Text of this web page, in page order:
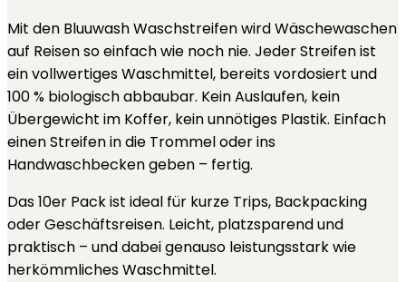
Mit den Bluuwash Waschstreifen wird Wäschewaschen
auf Reisen so einfach wie noch nie. Jeder Streifen ist
ein vollwertiges Waschmittel, bereits vordosiert und
100 % biologisch abbaubar. Kein Auslaufen, kein
Übergewicht im Koffer, kein unnötiges Plastik. Einfach
einen Streifen in die Trommel oder ins
Handwaschbecken geben – fertig.
Das 10er Pack ist ideal für kurze Trips, Backpacking
oder Geschäftsreisen. Leicht, platzsparend und
praktisch – und dabei genauso leistungsstark wie
herkömmliches Waschmittel.